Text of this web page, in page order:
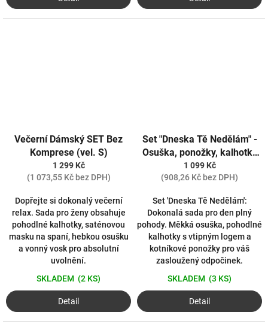
Večerní Dámský SET Bez
Komprese (vel. S)
1 299 Kč
(1 073,55 Kč bez DPH)
Dopřejte si dokonalý večerní
relax. Sada pro ženy obsahuje
pohodlné kalhotky, saténovou
masku na spaní, hebkou osušku
a vonný vosk pro absolutní
uvolnění.
SKLADEM (2 KS)
Detail
Set "Dneska Tě Nedělám" -
Osuška, ponožky, kalhotky
(vel. XL)
1 099 Kč
(908,26 Kč bez DPH)
Set 'Dneska Tě Nedělám':
Dokonalá sada pro den plný
pohody. Měkká osuška, pohodlné
kalhotky s vtipným logem a
kotníkové ponožky pro váš
zasloužený odpočinek.
SKLADEM (3 KS)
Detail